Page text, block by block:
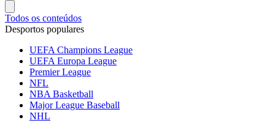
Todos os conteúdos
Desportos populares
UEFA Champions League
UEFA Europa League
Premier League
NFL
NBA Basketball
Major League Baseball
NHL